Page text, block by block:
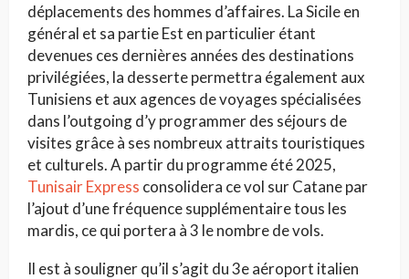
déplacements des hommes d’affaires. La Sicile en
général et sa partie Est en particulier étant
devenues ces dernières années des destinations
privilégiées, la desserte permettra également aux
Tunisiens et aux agences de voyages spécialisées
dans l’outgoing d’y programmer des séjours de
visites grâce à ses nombreux attraits touristiques
et culturels. A partir du programme été 2025,
Tunisair Express consolidera ce vol sur Catane par
l’ajout d’une fréquence supplémentaire tous les
mardis, ce qui portera à 3 le nombre de vols.
Il est à souligner qu’il s’agit du 3e aéroport italien